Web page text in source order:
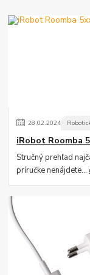
28.02.2024
iRobot Roomba
Stručný prehľad
príručke nenájdete...